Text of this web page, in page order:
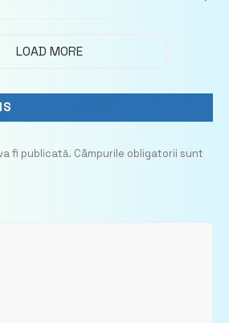
LOAD MORE
fi publicată. Câmpurile obligatorii sunt